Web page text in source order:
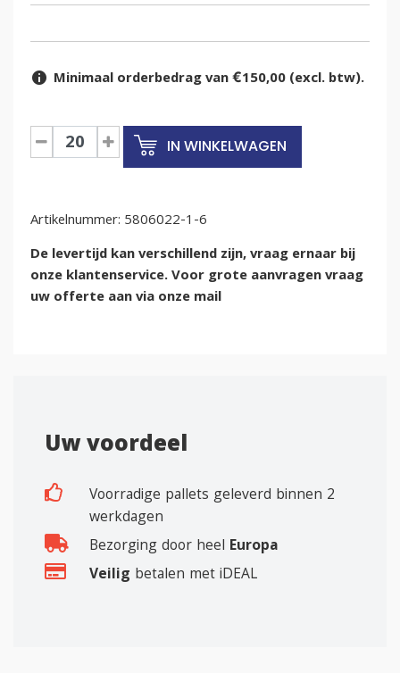
Minimaal orderbedrag van €150,00 (excl. btw).
Euronorm
krat
IN WINKELWAGEN
Artikelnummer: 5806022-1-6
De levertijd kan verschillend zijn, vraag ernaar bij
onze klantenservice. Voor grote aanvragen vraag
uw offerte aan via onze mail
Uw voordeel
Voorradige pallets geleverd binnen 2
werkdagen
Bezorging door heel Europa
Veilig betalen met iDEAL